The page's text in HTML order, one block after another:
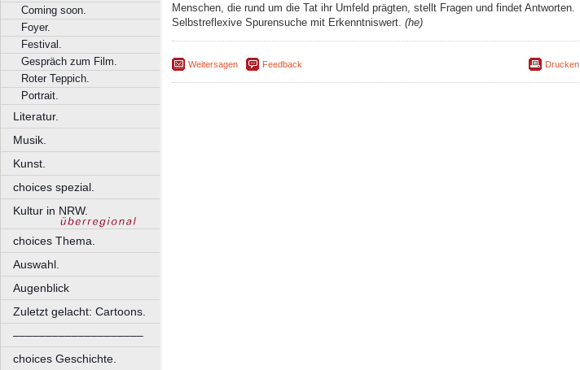
Coming soon.
Foyer.
Festival.
Gespräch zum Film.
Roter Teppich.
Portrait.
Literatur.
Musik.
Kunst.
choices spezial.
Kultur in NRW.
choices Thema.
Auswahl.
Augenblick
Zuletzt gelacht: Cartoons.
––––––––––––––––––––
choices Geschichte.
Menschen, die rund um die Tat ihr Umfeld prägten, stellt Fragen und findet Antworten.
Selbstreflexive Spurensuche mit Erkenntniswert. (he)
Weitersagen Feedback Drucken